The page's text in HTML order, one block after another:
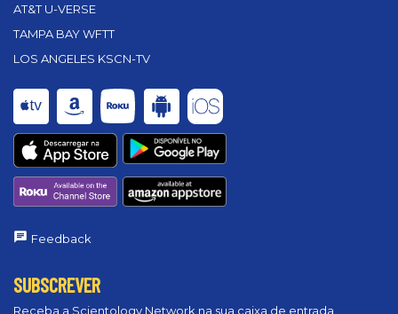
AT&T U-VERSE
TAMPA BAY WFTT
LOS ANGELES KSCN-TV
Feedback
SUBSCREVER
Receba a Scientology Network na sua caixa de entrada